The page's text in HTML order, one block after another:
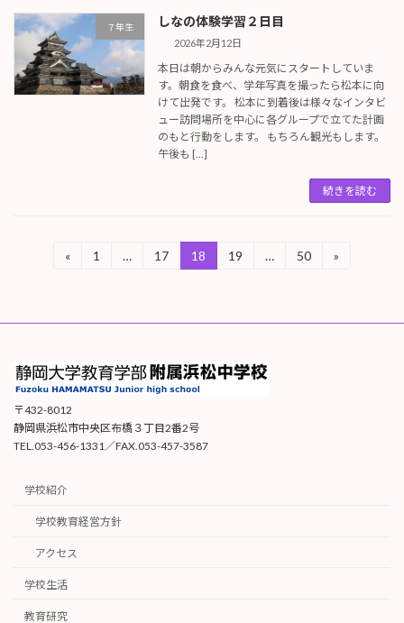
７年生 しなの体験学習２日目
2026年2月12日
本日は朝からみんな元気にスタートしていま
す。朝食を食べ、学年写真を撮ったら松本に向
けて出発です。 松本に到着後は様々なインタビ
ュー訪問場所を中心に各グループで立てた計画
のもと行動をします。 もちろん観光もします。
午後も […]
続きを読む
の
ー
ジ
送
«
固
ジ
1 …
固
ジ
17
固
定
ジ
18
固
ジ
19 …
固
ジ
50 »
〒432-8012
静岡県浜松市中央区布橋３丁目2番2号
TEL.053-456-1331／FAX.053-457-3587
学校紹介
学校教育経営方針
アクセス
学校生活
教育研究